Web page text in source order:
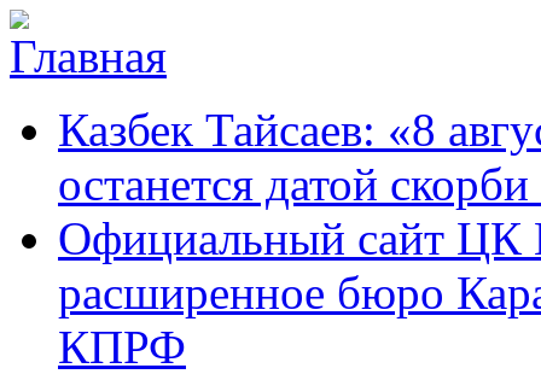
Перейти к основному содержанию
Черкесское
республиканское
отделение
Коммунистической
партии Российской
Федерации
аргументы,
факты Казбек Тайсаев: «8
останется датой
Официальный сайт ЦК
расширенное бюро
КПРФ